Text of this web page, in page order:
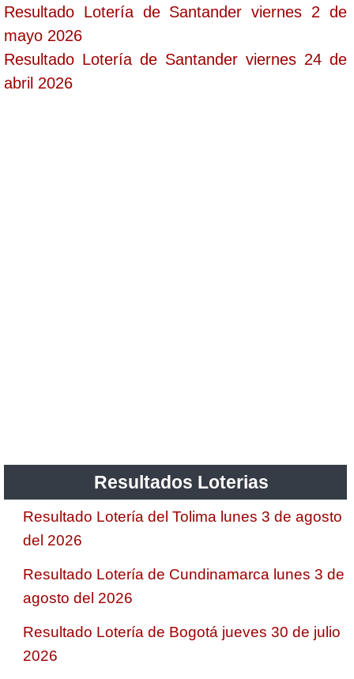
Resultado Lotería de Santander viernes 2 de
mayo 2026
Resultado Lotería de Santander viernes 24 de
abril 2026
Resultados Loterias
Resultado Lotería del Tolima lunes 3 de agosto
del 2026
Resultado Lotería de Cundinamarca lunes 3 de
agosto del 2026
Resultado Lotería de Bogotá jueves 30 de julio
2026